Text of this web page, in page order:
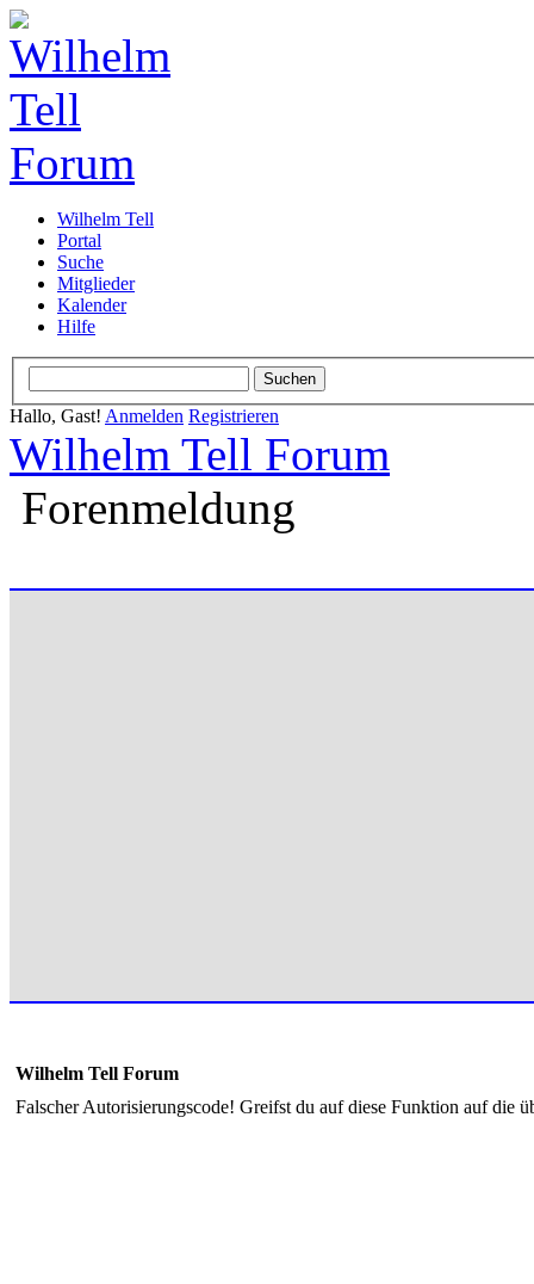
Wilhelm Tell
Portal
Suche
Mitglieder
Kalender
Hilfe
Hallo, Gast! Anmelden Registrieren
Wilhelm Tell Forum
Forenmeldung
Wilhelm Tell Forum
Falscher Autorisierungscode! Greifst du auf diese Funktion auf die